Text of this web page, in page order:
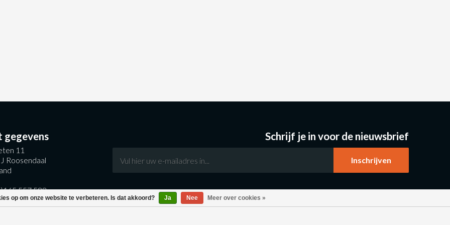
op om onze website te verbeteren. Is dat akkoord? Ja Nee Meer over cookies »
gegevens
11
Roosendaal
557 588
Schrijf je in voor de nieuwsbrief